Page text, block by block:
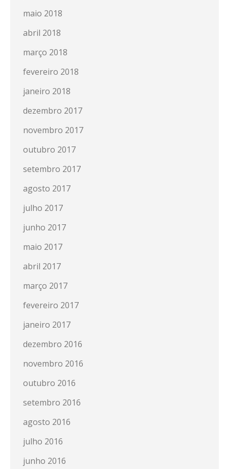
maio 2018
abril 2018
março 2018
fevereiro 2018
janeiro 2018
dezembro 2017
novembro 2017
outubro 2017
setembro 2017
agosto 2017
julho 2017
junho 2017
maio 2017
abril 2017
março 2017
fevereiro 2017
janeiro 2017
dezembro 2016
novembro 2016
outubro 2016
setembro 2016
agosto 2016
julho 2016
junho 2016